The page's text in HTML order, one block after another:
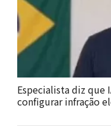
Especialista diz que
configurar infração